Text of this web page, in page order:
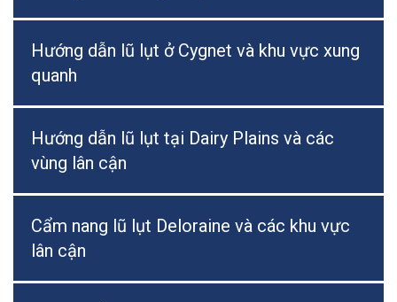
Hướng dẫn lũ lụt ở Cygnet và khu vực xung
quanh
Hướng dẫn lũ lụt tại Dairy Plains và các
vùng lân cận
Cẩm nang lũ lụt Deloraine và các khu vực
lân cận